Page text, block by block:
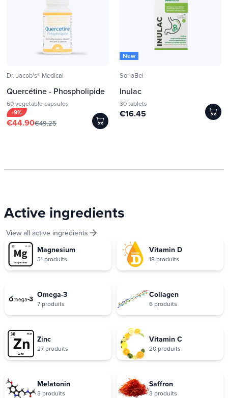
Dr. Jacob's® Medical
Quercétine - Phospholipide
60 vegetable capsules
-9%
€44.90€49.25
New
SoriaBel
Inulac
30 tablets
€16.45
Active ingredients
View all active ingredients
Magnesium
31 produits
Vitamin D
18 produits
Omega-3
7 produits
Collagen
6 produits
Zinc
27 produits
Vitamin C
20 produits
Melatonin
3 produits
Saffron
3 produits